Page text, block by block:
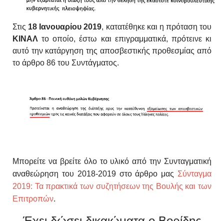
Στις 18 Ιανουαρίου 2019, κατατέθηκε και η πρόταση του
ΚΙΝΑΛ το οποίο, έστω και επιγραμματικά, πρότεινε κι
αυτό την κατάργηση της αποσβεστικής προθεσμίας από
το άρθρο 86 του Συντάγματος.
Μπορείτε να βρείτε όλο το υλικό από την Συνταγματική
αναθεώρηση του 2018-2019 στο άρθρο μας Σύνταγμα
2019: Τα πρακτικά των συζητήσεων της Βουλής και των
Επιτροπών.